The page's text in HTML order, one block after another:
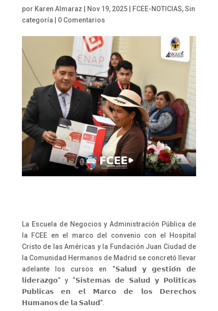
por Karen Almaraz Nov 19, 2025| FCEE-NOTICIAS,Sin
categoría
0 Comentarios
La Escuela de Negocios y Administración Pública de
la FCEE en el marco del convenio con el Hospital
Cristo de las Américas y la Fundación Juan Ciudad de
la Comunidad Hermanos de Madrid se concretó llevar
adelante los cursos en “𝗦𝗮𝗹𝘂𝗱 𝘆 𝗴𝗲𝘀𝘁𝗶𝗼́𝗻 𝗱𝗲
𝗹𝗶𝗱𝗲𝗿𝗮𝘇𝗴𝗼” y “𝗦𝗶𝘀𝘁𝗲𝗺𝗮𝘀 𝗱𝗲 𝗦𝗮𝗹𝘂𝗱 𝘆 𝗣𝗼𝗹𝗶𝘁𝗶𝗰𝗮𝘀
𝗣𝘂𝗯𝗹𝗶𝗰𝗮𝘀 𝗲𝗻 𝗲𝗹 𝗠𝗮𝗿𝗰𝗼 𝗱𝗲 𝗹𝗼𝘀 𝗗𝗲𝗿𝗲𝗰𝗵𝗼𝘀
𝗛𝘂𝗺𝗮𝗻𝗼𝘀 𝗱𝗲 𝗹𝗮 𝗦𝗮𝗹𝘂𝗱”.